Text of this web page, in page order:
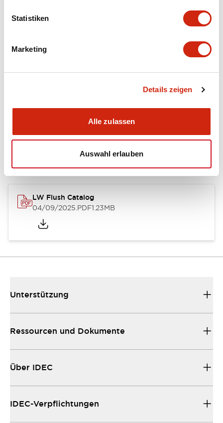
Statistiken
Marketing
Details zeigen
Alle zulassen
Auswahl erlauben
Dokumente und Dateien
Kataloge & Broschüren CAD-Dateien
LW Flush Catalog
04/09/2025.PDF1.23MB
Unterstützung
Ressourcen und Dokumente
Über IDEC
IDEC-Verpflichtungen